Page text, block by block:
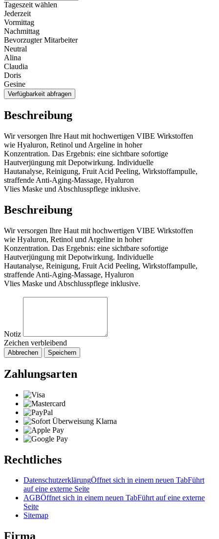
Tageszeit wählen
Jederzeit
Vormittag
Nachmittag
Bevorzugter Mitarbeiter
Neutral
Alina
Claudia
Doris
Gesine
Verfügbarkeit abfragen
Beschreibung
Wir versorgen Ihre Haut mit hochwertigen VIBE Wirkstoffen
wie Hyaluron, Retinol und Argeline in hoher
Konzentration. Das Ergebnis: eine sichtbare sofortige
Hautverjüngung mit Depotwirkung. Individuelle
Hautanalyse, Reinigung, Fruit Acid Peeling, Wirkstoffampulle,
straffende Anti-Aging-Massage, Hyaluron
Vlies Maske und Abschlusspflege inklusive.
Beschreibung
Wir versorgen Ihre Haut mit hochwertigen VIBE Wirkstoffen
wie Hyaluron, Retinol und Argeline in hoher
Konzentration. Das Ergebnis: eine sichtbare sofortige
Hautverjüngung mit Depotwirkung. Individuelle
Hautanalyse, Reinigung, Fruit Acid Peeling, Wirkstoffampulle,
straffende Anti-Aging-Massage, Hyaluron
Vlies Maske und Abschlusspflege inklusive.
Notiz
Zeichen verbleibend
Abbrechen Speichern
Zahlungsarten
Rechtliches
DatenschutzerklärungÖffnet sich in einem neuen TabFührt
auf eine externe Seite
AGBÖffnet sich in einem neuen TabFührt auf eine externe
Seite
Sitemap
Firma